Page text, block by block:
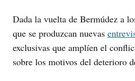
Dada la vuelta de Bermúdez a
que se produzcan nuevas
exclusivas que amplíen el
sobre los motivos del deterioro